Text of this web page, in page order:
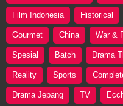
Film Indonesia Historical
Gourmet China War &
Spesial Batch Drama
Reality Sports
Drama Jepang TV